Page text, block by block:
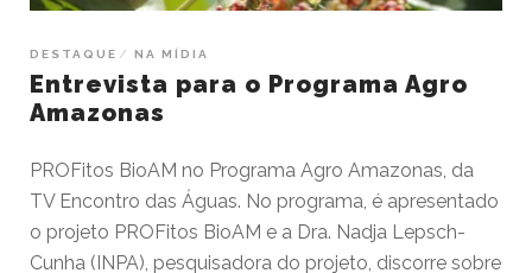
DESTAQUE NA MÍDIA
Entrevista para o Programa Agro
Amazonas
PROFitos BioAM no Programa Agro Amazonas, da
TV Encontro das Águas. No programa, é apresentado
o projeto PROFitos BioAM e a Dra. Nadja Lepsch-
Cunha (INPA), pesquisadora do projeto, discorre sobre